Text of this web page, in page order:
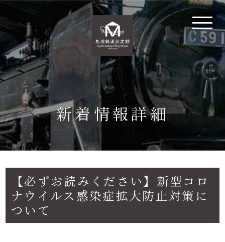
新着情報詳細
【必ずお読みください】新型コロ
ナウイルス感染症拡大防止対策に
ついて